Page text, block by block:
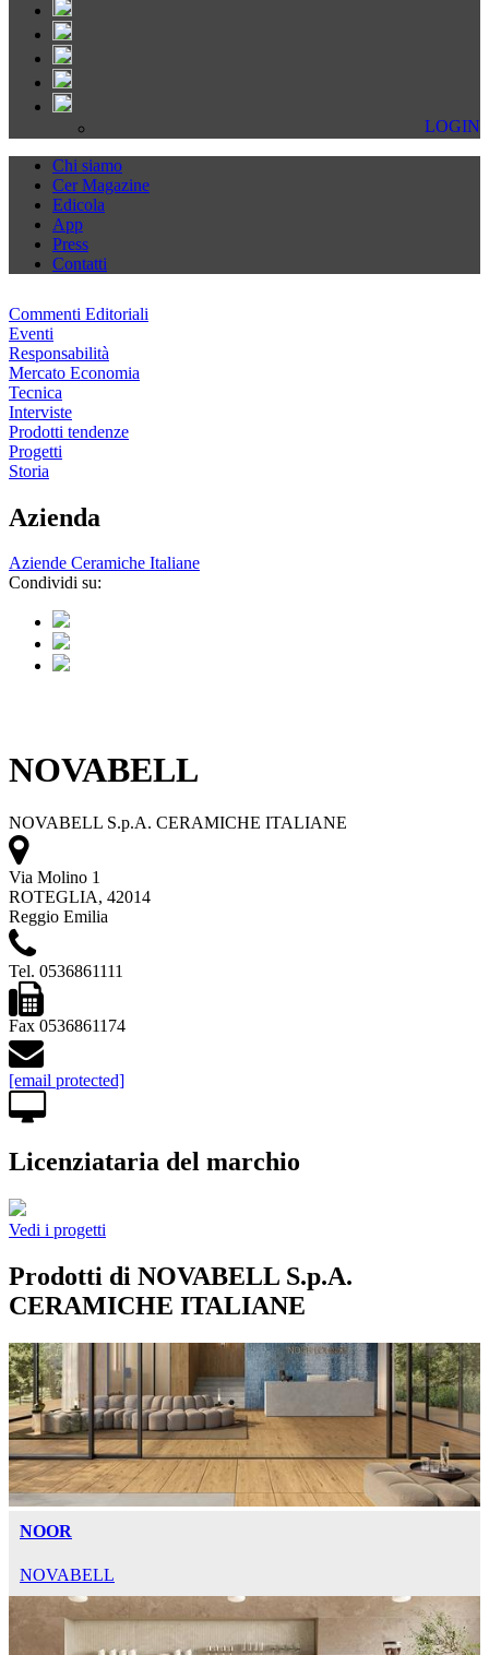
LOGIN
Chi siamo
Cer Magazine
Edicola
App
Press
Contatti
Commenti Editoriali
Eventi
Responsabilità
Mercato Economia
Tecnica
Interviste
Prodotti tendenze
Progetti
Storia
Azienda
Aziende Ceramiche Italiane
Condividi su:
NOVABELL
NOVABELL S.p.A. CERAMICHE ITALIANE
Via Molino 1
ROTEGLIA, 42014
Reggio Emilia
Tel. 0536861111
Fax 0536861174
[email protected]
Licenziataria del marchio
Vedi i progetti
Prodotti di NOVABELL S.p.A.
CERAMICHE ITALIANE
NOOR
NOVABELL